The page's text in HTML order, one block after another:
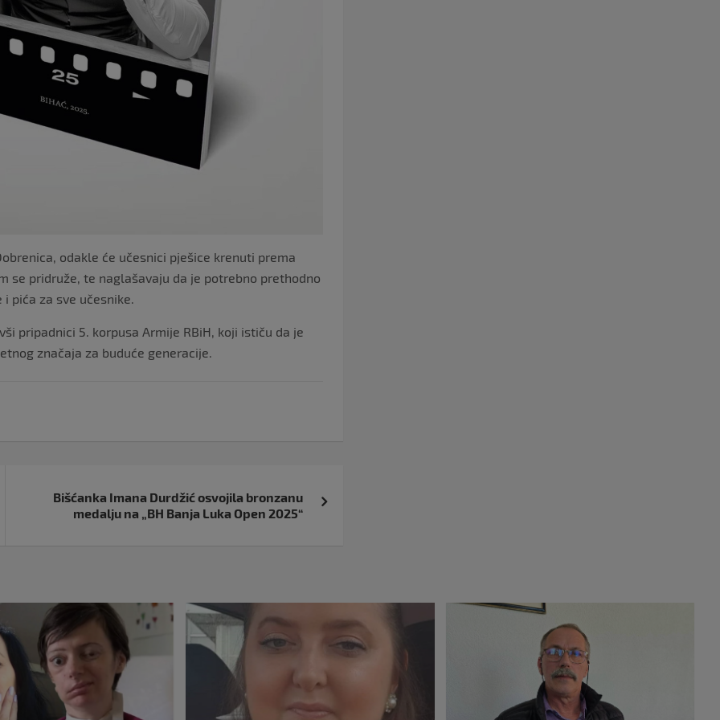
odakle će učesnici pješice krenuti prema
se pridruže, te naglašavaju da je potrebno prethodno
pića za sve učesnike.
pripadnici 5. korpusa Armije RBiH, koji ističu da je
značaja za buduće generacije.
Bišćanka Imana Durdžić osvojila bronzanu
medalju na „BH Banja Luka Open 2025“